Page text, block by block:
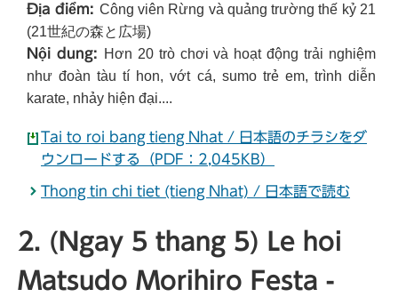
Địa điểm: Công viên Rừng và quảng trường thế kỷ 21
(21世紀の森と広場)
Nội dung:
Hơn 20 trò chơi và hoạt động trải nghiệm
như đoàn tàu tí hon, vớt cá, sumo trẻ em, trình diễn
karate, nhảy hiện đại....
Tai to roi bang tieng Nhat / 日本語のチラシをダ
ウンロードする（PDF：2,045KB）
Thong tin chi tiet (tieng Nhat) / 日本語で読む
2. (Ngay 5 thang 5) Le hoi
Matsudo Morihiro Festa -